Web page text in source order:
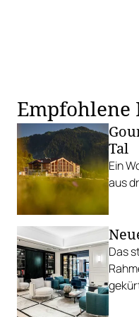
Empfohlene
Tal
Ein
aus
Das